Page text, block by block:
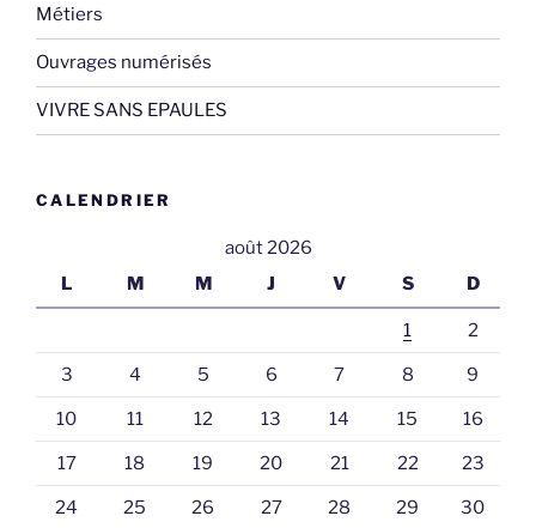
Métiers
Ouvrages numérisés
VIVRE SANS EPAULES
CALENDRIER
août 2026
L
M M J V S D
1 2
3 4 5 6 7 8 9
10 11 12 13 14 15 16
17 18 19 20 21 22 23
24 25 26 27 28 29 30